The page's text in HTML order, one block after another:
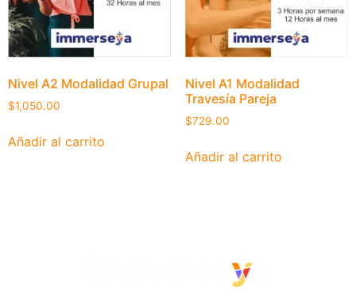
Nivel A2 Modalidad Grupal
$1,050.00
Añadir al carrito
Nivel A1 Modalidad
Travesía Pareja
$729.00
Añadir al carrito